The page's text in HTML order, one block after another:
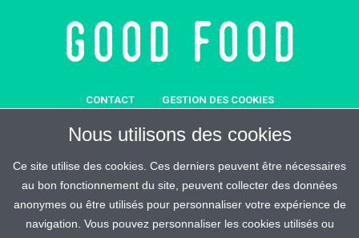
CONTACT
GESTION DES COOKIES
REJOIGNEZ-MALIN
ESPACE PRESSE CRÉDITS
Nous utilisons des cookies
Ce site utilise des cookies. Ces derniers peuvent être nécessaires
au bon fonctionnement du site, peuvent collecter des données
anonymes ou être utilisés pour personnaliser votre expérience de
navigation. Vous pouvez personnaliser les cookies utilisés ou